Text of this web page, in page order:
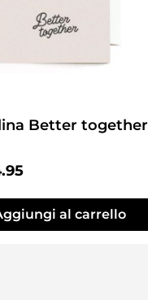
Better together
normale:
al carrello